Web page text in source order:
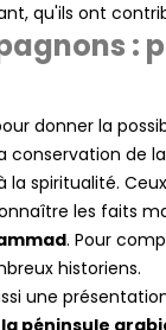
qu'ils ont
:
donner la
de
la spiritualité.
les faits
. Pour
historiens.
une